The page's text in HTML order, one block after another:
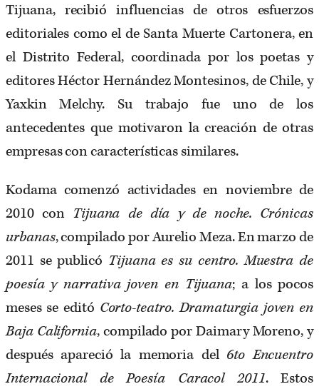
Tijuana, recibió influencias de otros esfuerzos
editoriales como el de Santa Muerte Cartonera, en
el Distrito Federal, coordinada por los poetas y
editores Héctor Hernández Montesinos, de Chile, y
Yaxkin Melchy. Su trabajo fue uno de los
antecedentes que motivaron la creación de otras
empresas con características similares.
Kodama comenzó actividades en noviembre de
2010 con Tijuana de día y de noche. Crónicas
urbanas, compilado por Aurelio Meza. En marzo de
2011 se publicó Tijuana es su centro. Muestra de
poesía y narrativa joven en Tijuana; a los pocos
meses se editó Corto-teatro. Dramaturgia joven en
Baja California, compilado por Daimary Moreno, y
después apareció la memoria del 6to Encuentro
Internacional de Poesía
Caracol 2011. Estos